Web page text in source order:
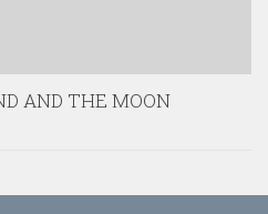
AND THE MOON